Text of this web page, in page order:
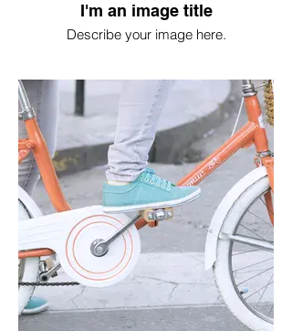
I'm an image title
Describe your image here.